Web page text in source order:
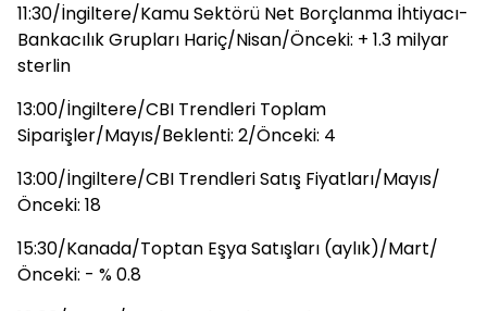
11:30/İngiltere/Kamu Sektörü Net Borçlanma İhtiyacı-
Bankacılık Grupları Hariç/Nisan/Önceki: + 1.3 milyar
sterlin
13:00/İngiltere/CBI Trendleri Toplam
Siparişler/Mayıs/Beklenti: 2/Önceki: 4
13:00/İngiltere/CBI Trendleri Satış Fiyatları/Mayıs/
Önceki: 18
15:30/Kanada/Toptan Eşya Satışları (aylık)/Mart/
Önceki: - % 0.8